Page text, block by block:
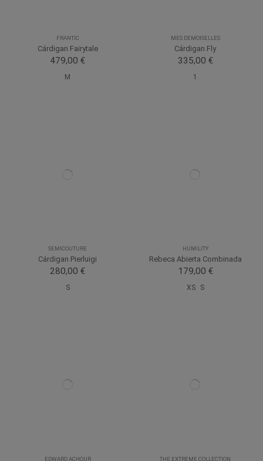
FRANTIC
Cárdigan Fairytale
479,00 €
M
MES DEMOISELLES
Cárdigan Fly
335,00 €
1
SEMICOUTURE
Cárdigan Pierluigi
280,00 €
S
HUMILITY
Rebeca Abierta Combinada
179,00 €
XS S
EDWARD ACHOUR THE EXTREME COLLECTION